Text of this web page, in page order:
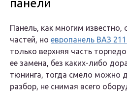
панели
Панель, как многим известно,
частей, но европанель ВАЗ
только верхняя часть
ее замена, без каких-либо
тюнинга, тогда смело можно
разбор, не снимая всего